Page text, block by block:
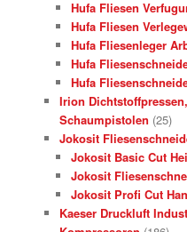
Hufa Fliesen
Hufa Fliesen
Hufa Fliesenleger
Hufa
Hufa
Irion
Schaumpistolen (25)
Jokosit
Jokosit Basic Cut
Jokosit
Jokosit Profi Cut
Kaeser Druckluft